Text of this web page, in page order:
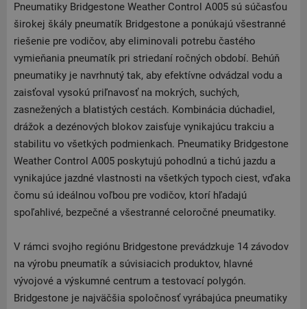
Pneumatiky Bridgestone Weather Control A005 sú súčasťou
širokej škály pneumatík Bridgestone a ponúkajú všestranné
riešenie pre vodičov, aby eliminovali potrebu častého
vymieňania pneumatík pri striedaní ročných období. Behúň
pneumatiky je navrhnutý tak, aby efektívne odvádzal vodu a
zaisťoval vysokú priľnavosť na mokrých, suchých,
zasnežených a blatistých cestách. Kombinácia dúchadiel,
drážok a dezénových blokov zaisťuje vynikajúcu trakciu a
stabilitu vo všetkých podmienkach. Pneumatiky Bridgestone
Weather Control A005 poskytujú pohodlnú a tichú jazdu a
vynikajúce jazdné vlastnosti na všetkých typoch ciest, vďaka
čomu sú ideálnou voľbou pre vodičov, ktorí hľadajú
spoľahlivé, bezpečné a všestranné celoročné pneumatiky.
V rámci svojho regiónu Bridgestone prevádzkuje 14 závodov
na výrobu pneumatík a súvisiacich produktov, hlavné
vývojové a výskumné centrum a testovací polygón.
Bridgestone je najväčšia spoločnosť vyrábajúca pneumatiky